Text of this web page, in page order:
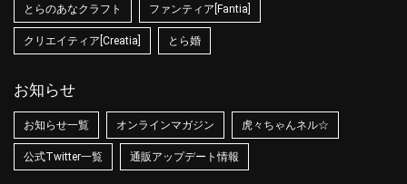
とらのあなクラフト ファンティア[Fantia]
クリエイティア[Creatia] とら婚
お知らせ
お知らせ一覧 オンラインマガジン 虎々ちゃんネル☆
公式Twitter一覧 通販アップデート情報